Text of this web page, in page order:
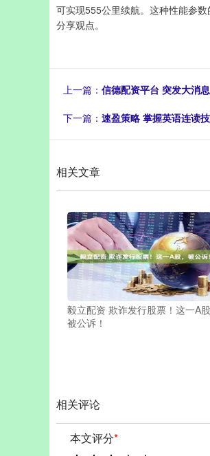
可实现555公里续航。这种性能参
分享观点。
上一篇： 信德配资平台 突发大消
下一篇： 速盈策略 掌握英语连读
相关文章
毅立配资 欺诈发行股票！这一A股
被公诉！
相关评论
本文评分*